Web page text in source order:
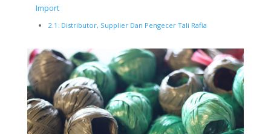
Import
Distributor, Supplier Dan Pengecer Tali Rafia